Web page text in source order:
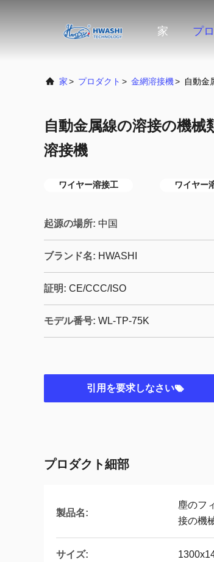
家 プ
家> プロダクト > 金網溶接機> 自動金
自動金属線の溶接の機
溶接機
ワイヤー溶接工 ワイヤー
起源の場所: 中国
ブランド名: HWASHI
証明: CE/CCC/ISO
モデル番号: WL-TP-75K
引用を要求しなさい
プロダクト細部
製品名:
塵のフ
接の機
サイズ: